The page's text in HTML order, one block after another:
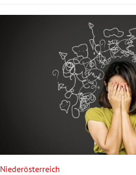
Niederösterreich